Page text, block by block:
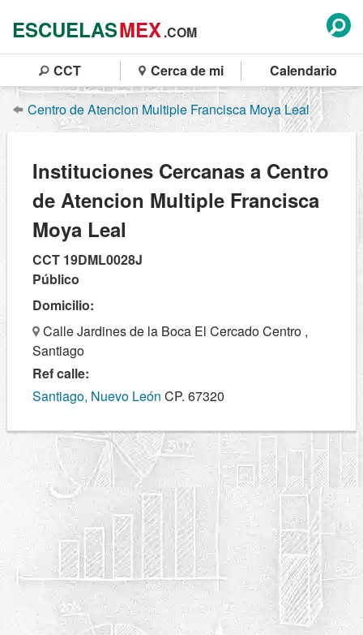
ESCUELASMEX.COM
CCT Cerca de mi Calendario
Centro de Atencion Multiple Francisca Moya Leal
Instituciones Cercanas a Centro
de Atencion Multiple Francisca
Moya Leal
CCT 19DML0028J
Público
Domicilio:
Calle Jardines de la Boca El Cercado Centro ,
Santiago
Ref calle:
Santiago, Nuevo León CP. 67320